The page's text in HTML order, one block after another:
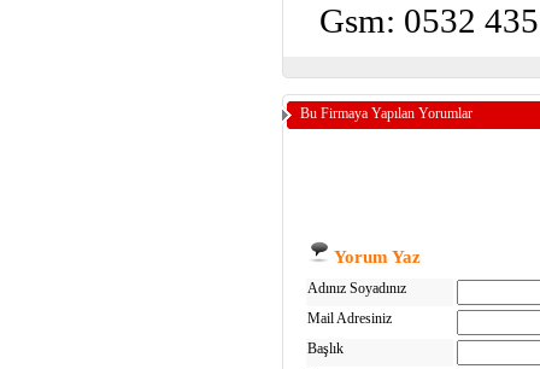
Gsm: 0532
Bu Firmaya Yapılan Yorumlar
Yorum Yaz
Adınız Soyadınız
Mail Adresiniz
Başlık